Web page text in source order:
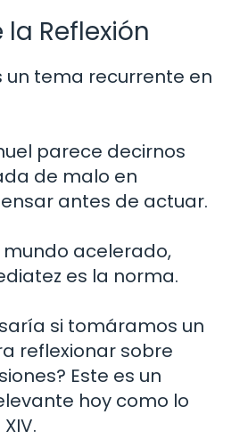
la Reflexión
un tema recurrente en
parece decirnos
de malo en
antes de actuar.
mundo acelerado,
es la norma.
si tomáramos un
reflexionar sobre
Este es un
hoy como lo